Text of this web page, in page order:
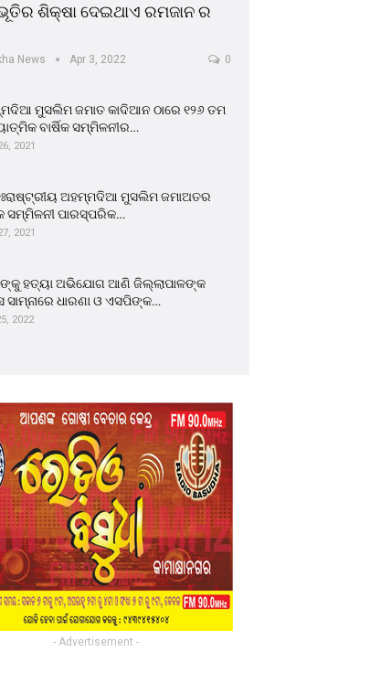
ଶିକ୍ଷା ଦେଇଥାଏ ରମଜାନ ର
News Apr 3, 2022 0
ମୁସଲିମ ଜମାତ କାଦିଆନ ଠାରେ ୧୨୬ ତମ
ବାର୍ଷିକ ସମ୍ମିଳନୀର…
2021
ଅହମ୍ମଦିଆ ମୁସଲିମ ଜମାଅତର
ସମ୍ମିଳନୀ ପାରସ୍ପରିକ…
2021
ହତ୍ୟା ଅଭିଯୋଗ ଆଣି ଜିଲ୍ଲାପାଳଙ୍କ
ଧାରଣା ଓ ଏସପିଙ୍କ…
2022
- Advertisement -